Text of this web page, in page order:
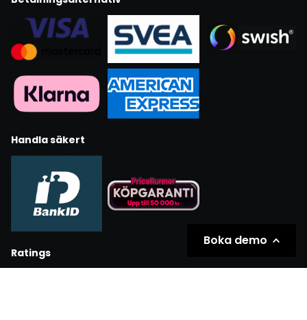
Handla säkert
Ratings
Boka demo